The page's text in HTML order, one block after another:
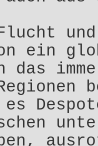
und
ein
das
es